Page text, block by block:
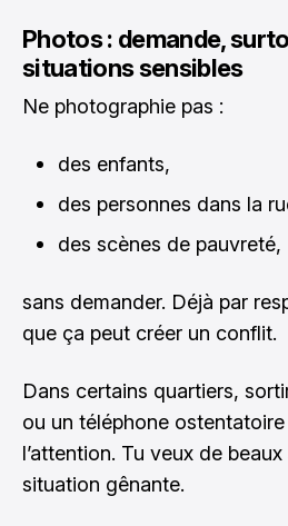
Photos : demande,
situations sensibles
Ne photographie pas :
des enfants,
des personnes dans la
des scènes de pauvreté,
sans demander. Déjà par
que ça peut créer un conflit.
Dans certains quartiers,
ou un téléphone
l’attention. Tu veux de
situation gênante.